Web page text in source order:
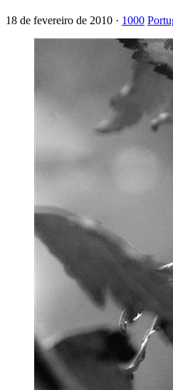
18 de fevereiro de 2010 · 1000